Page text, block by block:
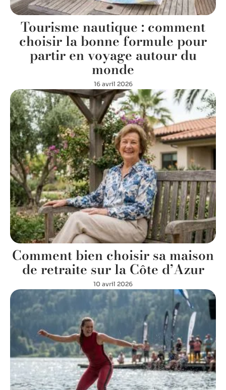
Tourisme nautique : comment
choisir la bonne formule pour
partir en voyage autour du
monde
16 avril 2026
Comment bien choisir sa maison
de retraite sur la Côte d’Azur
10 avril 2026